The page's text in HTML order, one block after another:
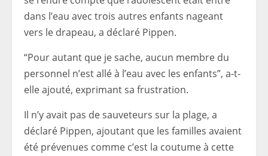
dans l’eau avec trois autres enfants nageant
vers le drapeau, a déclaré Pippen.
“Pour autant que je sache, aucun membre du
personnel n’est allé à l’eau avec les enfants”, a-t-
elle ajouté, exprimant sa frustration.
Il n’y avait pas de sauveteurs sur la plage, a
déclaré Pippen, ajoutant que les familles avaient
été prévenues comme c’est la coutume à cette